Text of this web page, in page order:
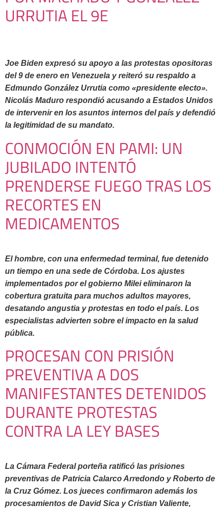
URRUTIA EL 9E
Joe Biden expresó su apoyo a las protestas opositoras
del 9 de enero en Venezuela y reiteró su respaldo a
Edmundo González Urrutia como «presidente electo».
Nicolás Maduro respondió acusando a Estados Unidos
de intervenir en los asuntos internos del país y defendió
la legitimidad de su mandato.
CONMOCIÓN EN PAMI: UN
JUBILADO INTENTÓ
PRENDERSE FUEGO TRAS LOS
RECORTES EN
MEDICAMENTOS
El hombre, con una enfermedad terminal, fue detenido
un tiempo en una sede de Córdoba. Los ajustes
implementados por el gobierno Milei eliminaron la
cobertura gratuita para muchos adultos mayores,
desatando angustia y protestas en todo el país. Los
especialistas advierten sobre el impacto en la salud
pública.
PROCESAN CON PRISIÓN
PREVENTIVA A DOS
MANIFESTANTES DETENIDOS
DURANTE PROTESTAS
CONTRA LA LEY BASES
La Cámara Federal porteña ratificó las prisiones
preventivas de Patricia Calarco Arredondo y Roberto de
la Cruz Gómez. Los jueces confirmaron además los
procesamientos de David Sica y Cristian Valiente,